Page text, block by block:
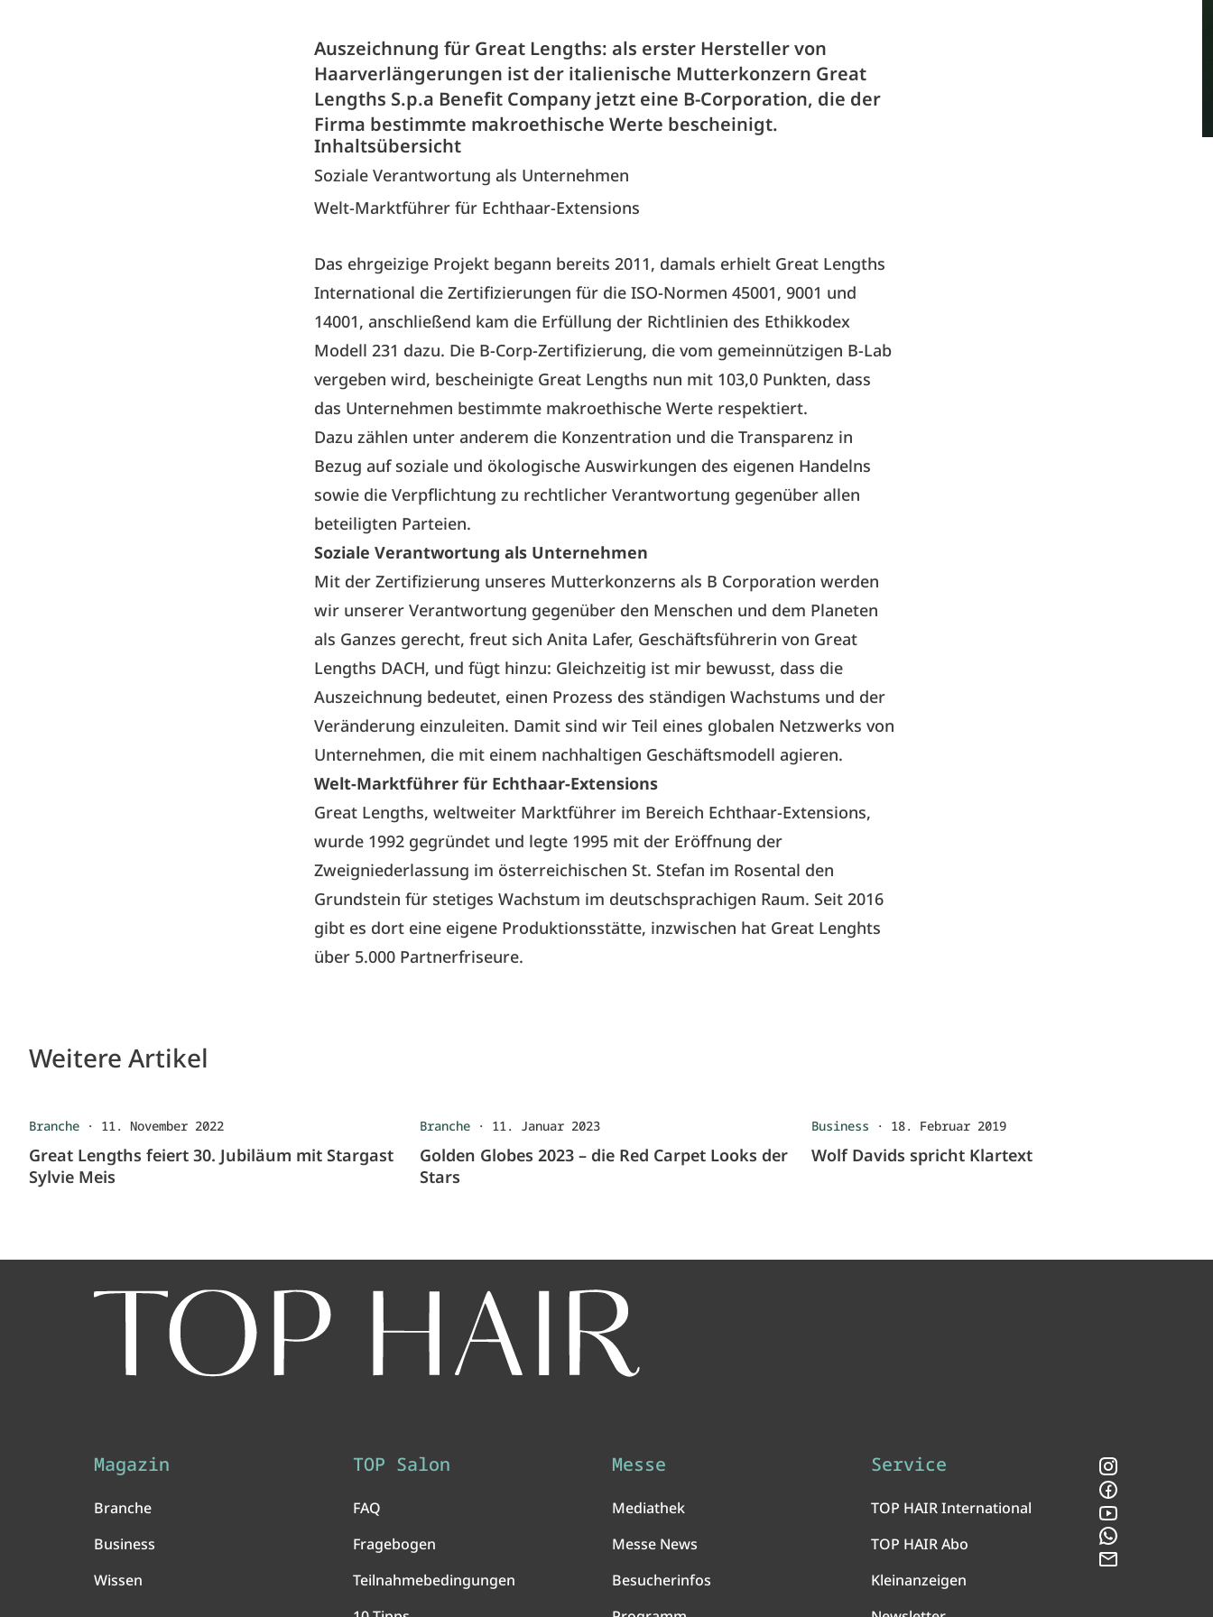
Auszeichnung für Great Lengths: als erster Hersteller von
Haarverlängerungen ist der italienische Mutterkonzern Great
Lengths S.p.a Benefit Company jetzt eine B-Corporation, die der
Firma bestimmte makroethische Werte bescheinigt.
Inhaltsübersicht
Soziale Verantwortung als Unternehmen
Welt-Marktführer für Echthaar-Extensions
Das ehrgeizige Projekt begann bereits 2011, damals erhielt Great Lengths
International die Zertifizierungen für die ISO-Normen 45001, 9001 und
14001, anschließend kam die Erfüllung der Richtlinien des Ethikkodex
Modell 231 dazu. Die B-Corp-Zertifizierung, die vom gemeinnützigen B-Lab
vergeben wird, bescheinigte Great Lengths nun mit 103,0 Punkten, dass
das Unternehmen bestimmte makroethische Werte respektiert.
Dazu zählen unter anderem die Konzentration und die Transparenz in
Bezug auf soziale und ökologische Auswirkungen des eigenen Handelns
sowie die Verpflichtung zu rechtlicher Verantwortung gegenüber allen
beteiligten Parteien.
Soziale Verantwortung als Unternehmen
Mit der Zertifizierung unseres Mutterkonzerns als B Corporation werden
wir unserer Verantwortung gegenüber den Menschen und dem Planeten
als Ganzes gerecht, freut sich Anita Lafer, Geschäftsführerin von Great
Lengths DACH, und fügt hinzu: Gleichzeitig ist mir bewusst, dass die
Auszeichnung bedeutet, einen Prozess des ständigen Wachstums und der
Veränderung einzuleiten. Damit sind wir Teil eines globalen Netzwerks von
Unternehmen, die mit einem nachhaltigen Geschäftsmodell agieren.
Welt-Marktführer für Echthaar-Extensions
Great Lengths, weltweiter Marktführer im Bereich Echthaar-Extensions,
wurde 1992 gegründet und legte 1995 mit der Eröffnung der
Zweigniederlassung im österreichischen St. Stefan im Rosental den
Grundstein für stetiges Wachstum im deutschsprachigen Raum. Seit 2016
gibt es dort eine eigene Produktionsstätte, inzwischen hat Great Lenghts
über 5.000 Partnerfriseure.
Weitere Artikel
Branche · 11. November 2022
Great Lengths feiert 30. Jubiläum mit Stargast
Sylvie Meis
Branche · 11. Januar 2023
Golden Globes 2023 – die Red Carpet Looks der
Stars
Business · 18. Februar 2019
Wolf Davids spricht Klartext
Magazin
Branche
Business
Wissen
TOP Salon
FAQ
Fragebogen
Teilnahmebedingungen
Messe
Mediathek
Messe News
Besucherinfos
Service
TOP HAIR International
TOP HAIR Abo
Kleinanzeigen